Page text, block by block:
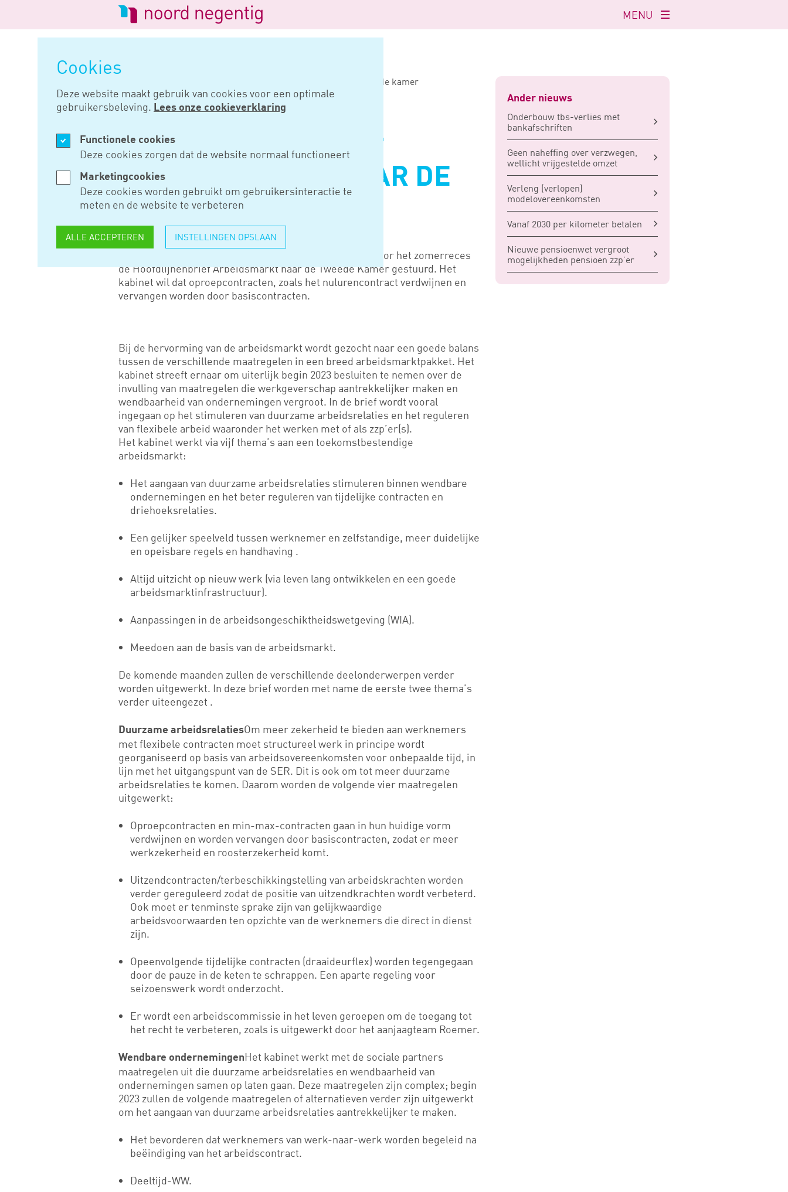
Cookies
Deze website maakt gebruik van cookies voor een optimale
gebruikersbeleving. Lees onze cookieverklaring
Functionele cookies
Deze cookies zorgen dat de website normaal functioneert
Marketingcookies
Deze cookies worden gebruikt om gebruikersinteractie te
meten en de website te verbeteren
ALLE ACCEPTEREN INSTELLINGEN OPSLAAN
Logo
van
Noord
Negentig
Navigatie
openen
MENU
Hoofdlijnenbrief arbeidsmarkt naar de tweede kamer
JUL 12, 2022
HOOFDLIJNENBRIEF
ARBEIDSMARKT NAAR DE
TWEEDE KAMER
Zoals eerder aangekondigd heeft minister Van Gennip voor het zomerreces
de Hoofdlijnenbrief Arbeidsmarkt naar de Tweede Kamer gestuurd. Het
kabinet wil dat oproepcontracten, zoals het nulurencontract verdwijnen en
vervangen worden door basiscontracten.
Bij de hervorming van de arbeidsmarkt wordt gezocht naar een goede balans
tussen de verschillende maatregelen in een breed arbeidsmarktpakket. Het
kabinet streeft ernaar om uiterlijk begin 2023 besluiten te nemen over de
invulling van maatregelen die werkgeverschap aantrekkelijker maken en
wendbaarheid van ondernemingen vergroot. In de brief wordt vooral
ingegaan op het stimuleren van duurzame arbeidsrelaties en het reguleren
van flexibele arbeid waaronder het werken met of als zzp’er(s).
Het kabinet werkt via vijf thema’s aan een toekomstbestendige
arbeidsmarkt:
Het aangaan van duurzame arbeidsrelaties stimuleren binnen wendbare
ondernemingen en het beter reguleren van tijdelijke contracten en
driehoeksrelaties.
Een gelijker speelveld tussen werknemer en zelfstandige, meer duidelijke
en opeisbare regels en handhaving .
Altijd uitzicht op nieuw werk (via leven lang ontwikkelen en een goede
arbeidsmarktinfrastructuur).
Aanpassingen in de arbeidsongeschiktheidswetgeving (WIA).
Meedoen aan de basis van de arbeidsmarkt.
De komende maanden zullen de verschillende deelonderwerpen verder
worden uitgewerkt. In deze brief worden met name de eerste twee thema’s
verder uiteengezet .
Duurzame arbeidsrelatiesOm meer zekerheid te bieden aan werknemers
met flexibele contracten moet structureel werk in principe wordt
georganiseerd op basis van arbeidsovereenkomsten voor onbepaalde tijd, in
lijn met het uitgangspunt van de SER. Dit is ook om tot meer duurzame
arbeidsrelaties te komen. Daarom worden de volgende vier maatregelen
uitgewerkt:
Oproepcontracten en min-max-contracten gaan in hun huidige vorm
verdwijnen en worden vervangen door basiscontracten, zodat er meer
werkzekerheid en roosterzekerheid komt.
Uitzendcontracten/terbeschikkingstelling van arbeidskrachten worden
verder gereguleerd zodat de positie van uitzendkrachten wordt verbeterd.
Ook moet er tenminste sprake zijn van gelijkwaardige
arbeidsvoorwaarden ten opzichte van de werknemers die direct in dienst
zijn.
Opeenvolgende tijdelijke contracten (draaideurflex) worden tegengegaan
door de pauze in de keten te schrappen. Een aparte regeling voor
seizoenswerk wordt onderzocht.
Er wordt een arbeidscommissie in het leven geroepen om de toegang tot
het recht te verbeteren, zoals is uitgewerkt door het aanjaagteam Roemer.
Wendbare ondernemingenHet kabinet werkt met de sociale partners
maatregelen uit die duurzame arbeidsrelaties en wendbaarheid van
ondernemingen samen op laten gaan. Deze maatregelen zijn complex; begin
2023 zullen de volgende maatregelen of alternatieven verder zijn uitgewerkt
om het aangaan van duurzame arbeidsrelaties aantrekkelijker te maken.
Het bevorderen dat werknemers van werk-naar-werk worden begeleid na
beëindiging van het arbeidscontract.
Deeltijd-WW.
Ander nieuws
Onderbouw tbs-verlies met
bankafschriften
Geen naheffing over verzwegen,
wellicht vrijgestelde omzet
Verleng (verlopen)
modelovereenkomsten
Vanaf 2030 per kilometer betalen
Nieuwe pensioenwet vergroot
mogelijkheden pensioen zzp’er